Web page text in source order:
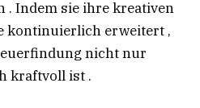
. Indem sie ihre kreativen
kontinuierlich erweitert ,
nicht nur
kraftvoll ist .